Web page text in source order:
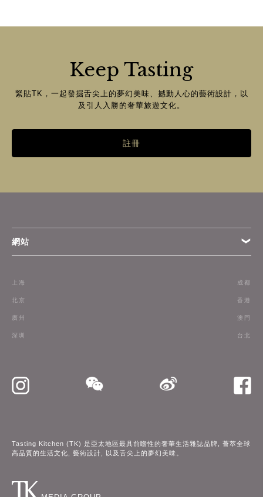
Keep Tasting
緊貼TK，一起發掘舌尖上的夢幻美味、撼動人心的藝術設計，以
及引人入勝的奢華旅遊文化。
註冊
網站
訂閱
上海
北京
廣州
深圳
成都
香港
澳門
台北
Tasting Kitchen (TK) 是亞太地區最具前瞻性的奢華生活雜誌品牌, 薈萃全球
高品質的生活文化, 藝術設計, 以及舌尖上的夢幻美味。